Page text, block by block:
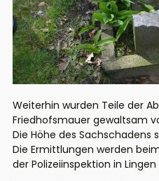
Weiterhin wurden Teile der
Friedhofsmauer gewaltsam
Die Höhe des
Die Ermittlungen werden
der Polizeiinspektion in